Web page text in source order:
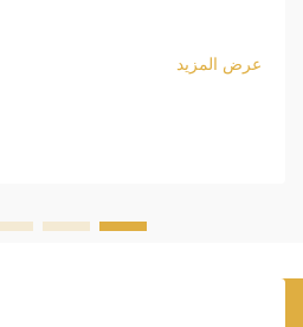
عرض المزيد